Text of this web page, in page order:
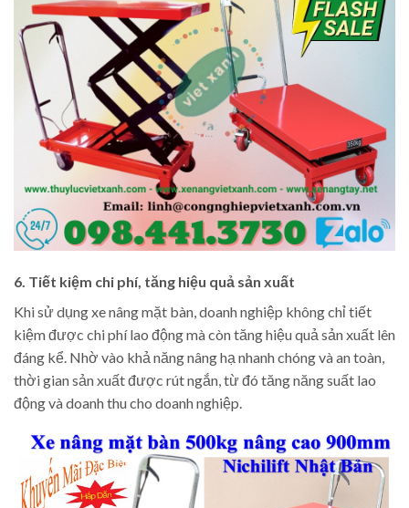
6. Tiết kiệm chi phí, tăng hiệu quả sản xuất
Khi sử dụng xe nâng mặt bàn, doanh nghiệp không chỉ tiết
kiệm được chi phí lao động mà còn tăng hiệu quả sản xuất lên
đáng kể. Nhờ vào khả năng nâng hạ nhanh chóng và an toàn,
thời gian sản xuất được rút ngắn, từ đó tăng năng suất lao
động và doanh thu cho doanh nghiệp.